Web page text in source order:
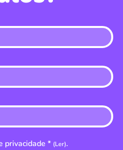
privacidade * (Ler).